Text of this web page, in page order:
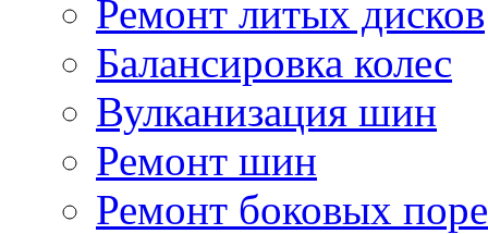
Ремонт литых дисков
Балансировка колес
Вулканизация шин
Ремонт шин
Ремонт боковых